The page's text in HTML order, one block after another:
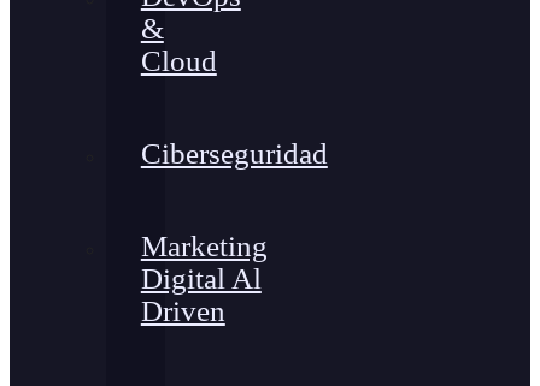
&
Cloud
Ciberseguridad
Marketing
Digital Al
Driven